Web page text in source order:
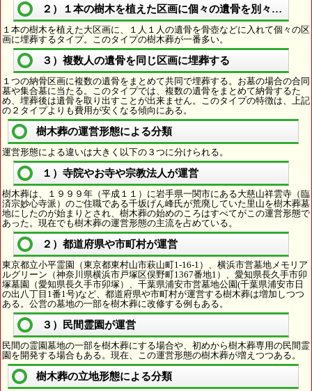
２）１本の樹木を植えた区画に個々の遺骨を別々に埋葬
１本の樹木を植えた大区画に、１人１人の遺骨を骨壺などに入れて個々の区
画に埋葬するタイプ。このタイプの樹木葬が一番多い。
３）複数人の遺骨を同じ区画に埋葬する
１つの納骨区画に複数の遺骨をまとめて共同で埋葬する。お墓の場合の合同
墓や集合墓に当たる。このタイプでは、複数の遺骨をまとめて納骨するた
め、埋葬後は遺骨を取り出すことが出来ません。このタイプの特徴は、上記
の２タイプよりも費用が安くなる傾向にある。
樹木葬の運営形態による分類
運営形態による違いは大きく以下の３つに分けられる。
１）寺院やお寺や宗教法人が運営
樹木葬は、１９９９年（平成１１）に岩手県一関市にある大慈山祥雲寺（臨
済宗妙心寺派）のご住職である千坂げん峰氏が荒廃していた里山を樹木葬墓
地にしたのが始まりとされ、樹木葬の始めのころはすべてがこの運営形態で
あった。現在でも樹木葬の運営形態の主流を占めている。
２）都道府県や市町村が運営
東京都立小平霊園（東京都東村山市萩山町1-16-1）、横浜市営墓地メモリア
ルグリーン（神奈川県横浜市戸塚区俣野町1367番地1）、愛知県長久手市卯
塚墓園（愛知県長久手市卯塚）、千葉県浦安市営墓地公園(千葉県浦安市日
の出八丁目1番1号)など、都道府県や市町村が運営する樹木葬は増加しつつ
ある。公営の墓地の一部を樹木葬に改修する例もある。
３）民間霊園が運営
民間の霊園墓地の一部を樹木葬にする場合や、初めから樹木葬専用の民間霊
園を開発する場合もある。現在、この運営形態の樹木葬が増えつつある。
樹木葬の立地形態による分類